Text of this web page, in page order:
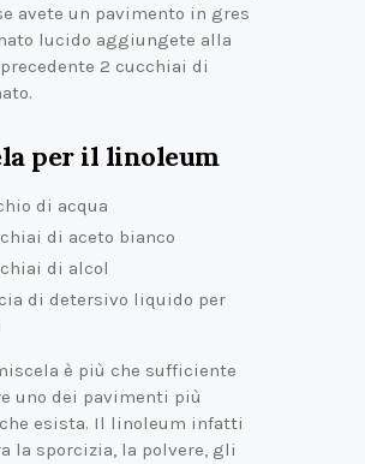
avete un pavimento in gres
lucido aggiungete alla
2 cucchiai di
per il linoleum
di acqua
di aceto bianco
di alcol
di detersivo liquido per
è più che sufficiente
uno dei pavimenti più
esista. Il linoleum infatti
la sporcizia, la polvere, gli